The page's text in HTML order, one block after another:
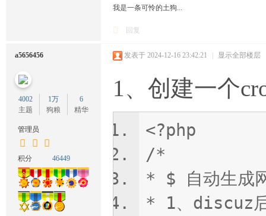
我是一条可怜的土狗...
回复
a5656456
4002
主题
1万
狗粮
6
精华
管理员
积分 46449
发表于 2024-12-16 23:42:21 | 显示全部楼层
1、创建一个
<?php
/*
* $ 自动生成
* 1、discuz后